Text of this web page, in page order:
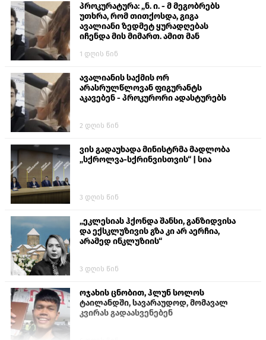
პროკურატურა: „ნ. ი. - მ მეგობრებს
უთხრა, რომ თითქოსდა, გიგა
ავალიანი ზედმეტ ყურადღებას
იჩენდა მის მიმართ. ამით მან
თავს დასხმოდა გიგა ავალიანს“
1 დღის წინ
ავალიანის საქმის ორ
არასრულწლოვან ფიგურანტს
აკავებენ - პროკურორი ადასტურებს
2 დღის წინ
ვის გადაუხადა მინისტრმა მადლობა
„სქროლვა-სქრინვისთვის“ | სია
3 დღის წინ
„ეკლესიას ჰქონდა შანსი, განზიდვისა
და ექსკლუზივის გზა კი არ აერჩია,
არამედ ინკლუზიის“
3 დღის წინ
ოჯახის ცნობით, ჰლუნ სოლოს
ტაილანდში, სავარაუდოდ, მომავალ
კვირას გადაასვენებენ